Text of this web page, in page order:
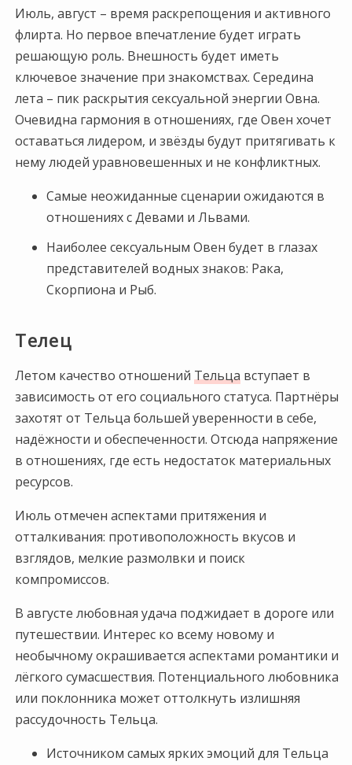
Июль, август – время раскрепощения и активного
флирта. Но первое впечатление будет играть
решающую роль. Внешность будет иметь
ключевое значение при знакомствах. Середина
лета – пик раскрытия сексуальной энергии Овна.
Очевидна гармония в отношениях, где Овен хочет
оставаться лидером, и звёзды будут притягивать к
нему людей уравновешенных и не конфликтных.
Самые неожиданные сценарии ожидаются в
отношениях с Девами и Львами.
Наиболее сексуальным Овен будет в глазах
представителей водных знаков: Рака,
Скорпиона и Рыб.
Телец
Летом качество отношенийТельца вступает в
зависимость от его социального статуса. Партнёры
захотят от Тельца большей уверенности в себе,
надёжности и обеспеченности. Отсюда напряжение
в отношениях, где есть недостаток материальных
ресурсов.
Июль отмечен аспектами притяжения и
отталкивания: противоположность вкусов и
взглядов, мелкие размолвки и поиск
компромиссов.
В августе любовная удача поджидает в дороге или
путешествии. Интерес ко всему новому и
необычному окрашивается аспектами романтики и
лёгкого сумасшествия. Потенциального любовника
или поклонника может оттолкнуть излишняя
рассудочность Тельца.
Источником самых ярких эмоций для Тельца